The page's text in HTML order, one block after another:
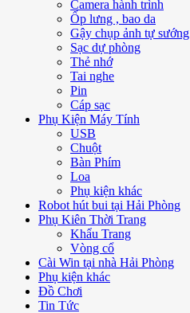
Camera hành trình
Ốp lưng , bao da
Gậy chụp ảnh tự sướng
Sạc dự phòng
Thẻ nhớ
Tai nghe
Pin
Cáp sạc
Phụ Kiện Máy Tính
USB
Chuột
Bàn Phím
Loa
Phụ kiện khác
Robot hút bui tại Hải Phòng
Phụ Kiên Thời Trang
Khẩu Trang
Vòng cổ
Cài Win tại nhà Hải Phòng
Phụ kiện khác
Đồ Chơi
Tin Tức